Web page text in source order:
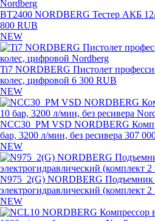
BT2400 NORDBERG Тестер АКБ
800 RUB
NEW
Ti7 NORDBERG Пистолет
колес, цифровой 6 300 RUB
NEW
NCC30_PM VSD NORDBERG
бар, 3200 л/мин, без ресивера 307
NEW
N975_2(G) NORDBERG Подъемник
электрогидравлический (комплект
NEW